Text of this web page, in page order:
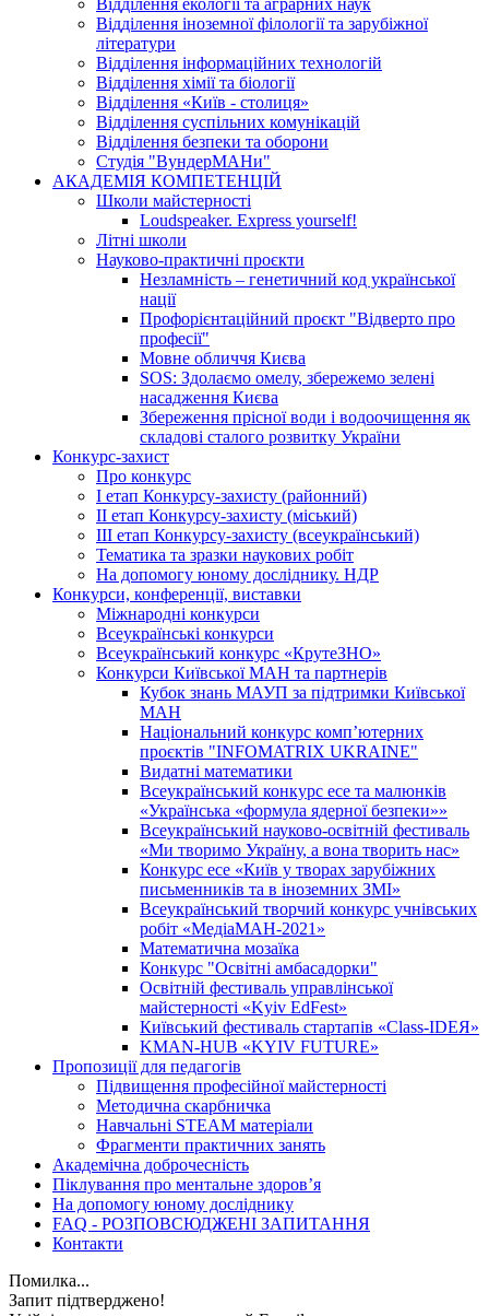
Відділення екології та аграрних наук
Відділення іноземної філології та зарубіжної
літератури
Відділення інформаційних технологій
Відділення хімії та біології
Відділення «Київ - столиця»
Відділення суспільних комунікацій
Відділення безпеки та оборони
Студія "ВундерМАНи"
АКАДЕМІЯ КОМПЕТЕНЦІЙ
Школи майстерності
Loudspeaker. Express yourself!
Літні школи
Науково-практичні проєкти
Незламність – генетичний код української
нації
Профорієнтаційний проєкт "Відверто про
професії"
Мовне обличчя Києва
SOS: Здолаємо омелу, збережемо зелені
насадження Києва
Збереження прісної води і водоочищення як
складові сталого розвитку України
Конкурс-захист
Про конкурс
І етап Конкурсу-захисту (районний)
ІІ етап Конкурсу-захисту (міський)
ІІІ етап Конкурсу-захисту (всеукраїнський)
Тематика та зразки наукових робіт
На допомогу юному досліднику. НДР
Конкурси, конференції, виставки
Міжнародні конкурси
Всеукраїнські конкурси
Всеукраїнський конкурс «КрутеЗНО»
Конкурси Київської МАН та партнерів
Кубок знань МАУП за підтримки Київської
МАН
Національний конкурс комп’ютерних
проєктів "INFOMATRIX UKRAINE"
Видатні математики
Всеукраїнський конкурс есе та малюнків
«Українська «формула ядерної безпеки»»
Всеукраїнський науково-освітній фестиваль
«Ми творимо Україну, а вона творить нас»
Конкурс есе «Київ у творах зарубіжних
письменників та в іноземних ЗМІ»
Всеукраїнський творчий конкурс учнівських
робіт «МедіаМАН-2021»
Математична мозаїка
Конкурс "Освітні амбасадорки"
Освітній фестиваль управлінської
майстерності «Kyiv EdFest»
Київський фестиваль стартапів «Class-IDEЯ»
KMAN-HUB «KYIV FUTURE»
Пропозиції для педагогів
Підвищення професійної майстерності
Методична скарбничка
Навчальні STEAM матеріали
Фрагменти практичних занять
Академічна доброчесність
Піклування про ментальне здоровʼя
На допомогу юному досліднику
FAQ - РОЗПОВСЮДЖЕНІ ЗАПИТАННЯ
Контакти
Помилка...
Запит підтверджено!